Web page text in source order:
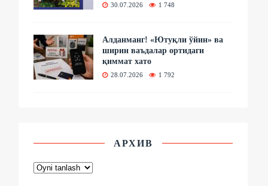
30.07.2026 1 748
Алданманг! «Ютуқли ўйин» ва
ширин ваъдалар ортидаги
қиммат хато
28.07.2026 1 792
АРХИВ